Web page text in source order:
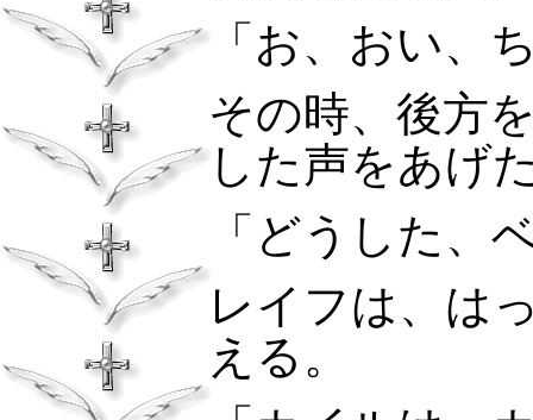
「お、おい、
その時、後方
した声をあげ
「どうした、
レイフは、は
える。